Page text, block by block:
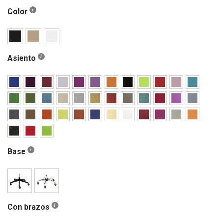
Color
Asiento
Base
Con brazos